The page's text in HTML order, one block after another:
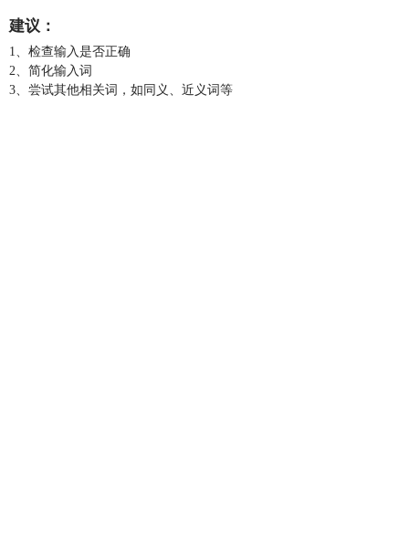
建议：
1、检查输入是否正确
2、简化输入词
3、尝试其他相关词，如同义、近义词等